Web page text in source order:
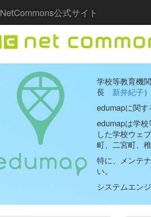
NetCommons公式サイト
学校等教育機
長 新井紀子
edumapに関す
edumapは学
した学校ウェ
町、二宮町、
特に、メンテ
い。
システムエン